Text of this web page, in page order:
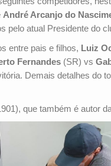
André Arcanjo do
pelo atual Presidente do
entre pais e filhos, Luiz
Fernandes (SR) vs
Demais detalhes do
que também é autor